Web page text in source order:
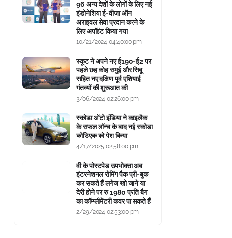
96 अन्य देशों के लोगों के लिए नई
इंडोनेशिया ई-वीजा ऑन
अराइवल सेवा प्रदान करने के
लिए अपॉइंट किया गया
10/21/2024 04:40:00 pm
स्कूट ने अपने नए ई190-ई2 पर
पहले छह कोह समुई और सिबू
सहित नए दक्षिण पूर्व एशियाई
गंतव्यों की शुरूआत की
3/06/2024 02:26:00 pm
स्कोडा ऑटो इंडिया ने काइलैक
के सफल लॉन्च के बाद नई स्कोडा
कोडिएक को पेश किया
4/17/2025 02:58:00 pm
वी के पोस्टपेड उपभोक्ता अब
इंटरनेशनल रोमिंग पैक प्री-बुक
कर सकते हैं लगेज खो जाने या
देरी होने पर रु 1980 प्रति बैग
का कॉम्प्लीमेंटरी कवर पा सकते हैं
2/29/2024 02:53:00 pm